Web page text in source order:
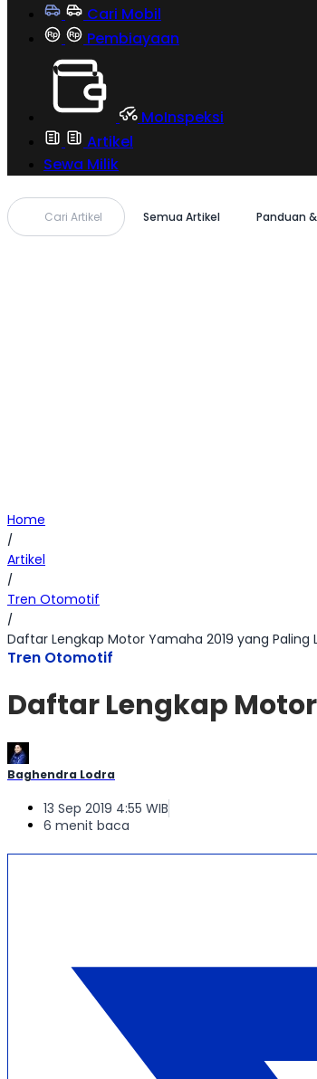
Cari Mobil
Pembiayaan
MoInspeksi
Artikel
Sewa Milik
Cari Artikel Semua Artikel Panduan
Home
/
Artikel
/
Tren Otomotif
/
Daftar Lengkap Motor Yamaha 2019 yang Paling
Tren Otomotif
Daftar Lengkap
Baghendra Lodra
13 Sep 2019 4:55 WIB
6 menit baca